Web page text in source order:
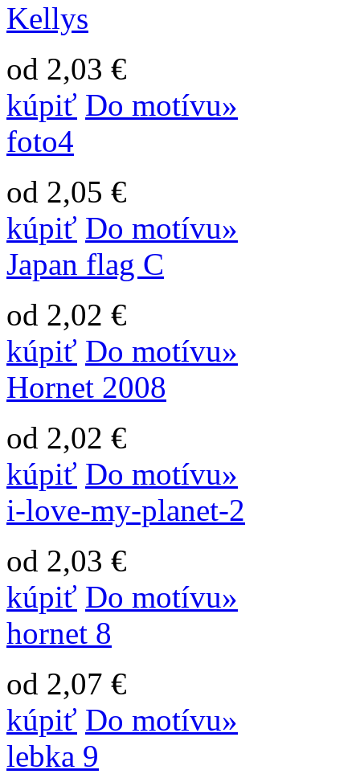
Kellys
od 2,03 €
kúpiť Do motívu»
foto4
od 2,05 €
kúpiť Do motívu»
Japan flag C
od 2,02 €
kúpiť Do motívu»
Hornet 2008
od 2,02 €
kúpiť Do motívu»
i-love-my-planet-2
od 2,03 €
kúpiť Do motívu»
hornet 8
od 2,07 €
kúpiť Do motívu»
lebka 9